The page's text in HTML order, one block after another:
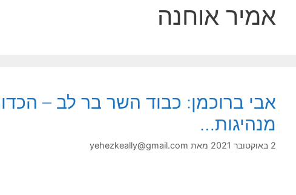
אמיר אוחנה
אבי ברוכמן: כבוד השר בר לב –
מנהיגות…
2 באוקטובר 2021 מאת yehezkeally@gmail.com